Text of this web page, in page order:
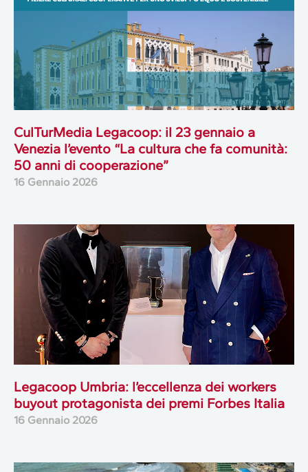
CulTurMedia Legacoop: il 23 gennaio a
Venezia l’evento “La cultura che fa comunità:
50 anni di cooperazione”
16 Gennaio 2026
Legacoop Umbria: l’eccellenza dei workers
buyout protagonista dei premi Forbes Italia
16 Gennaio 2026